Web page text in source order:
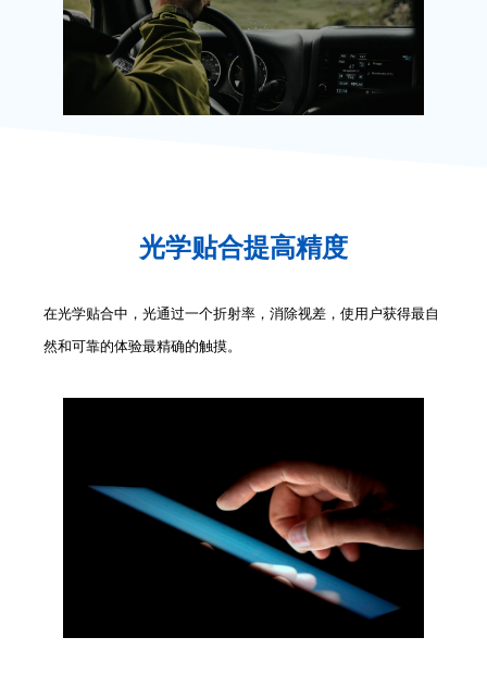
光学贴合提高精度
在光学贴合中，光通过一个折射率，消除视差，使用户获得最自
然和可靠的体验最精确的触摸。